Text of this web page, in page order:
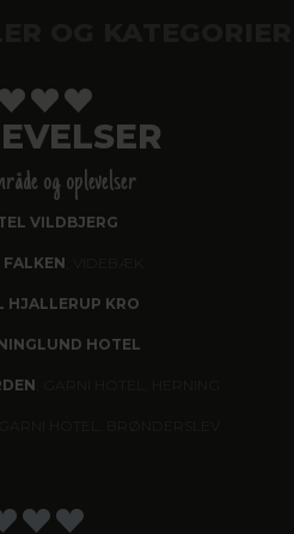
og oplevelser
VILDBJERG
HJALLERUP KRO
HOTEL